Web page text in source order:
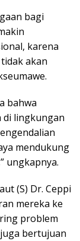
bagi
karena
akan
bahwa
di lingkungan
mendukung
ungkapnya.
(S) Dr. Ceppi
mereka ke
problem
bertujuan